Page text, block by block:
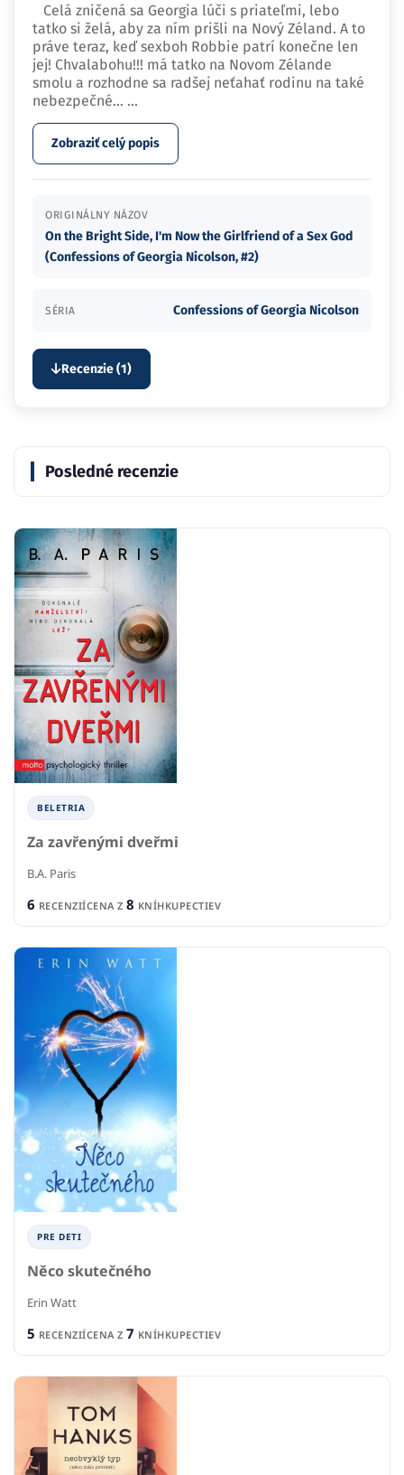
Celá zničená sa Georgia lúči s priateľmi, lebo
tatko si želá, aby za ním prišli na Nový Zéland. A to
práve teraz, keď sexboh Robbie patrí konečne len
jej! Chvalabohu!!! má tatko na Novom Zélande
smolu a rozhodne sa radšej neťahať rodinu na také
nebezpečné… ...
Zobraziť celý popis
ORIGINÁLNY NÁZOV
On the Bright Side, I'm Now the Girlfriend of a Sex God
(Confessions of Georgia Nicolson, #2)
SÉRIA Confessions of Georgia Nicolson
Recenzie (1)
Posledné recenzie
BELETRIA
Za zavřenými dveřmi
B.A. Paris
6 RECENZIÍCENA Z 8 KNÍHKUPECTIEV
PRE DETI
Něco skutečného
Erin Watt
5 RECENZIÍCENA Z 7 KNÍHKUPECTIEV